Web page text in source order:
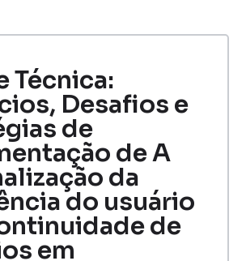
Técnica:
Desafios e
de
de A
da
do usuário
de
em